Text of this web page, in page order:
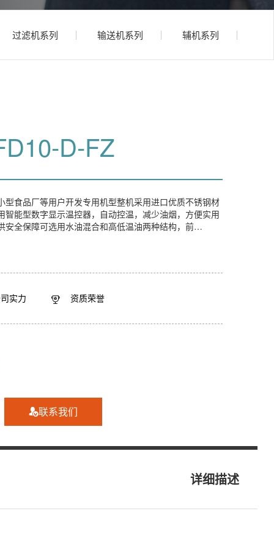
过滤机系列 输送机系列 辅机系列
D-FZ
型食品厂等用户开发专用机型整机采用进口优质不锈钢材
智能型数字显示温控器，自动控温，减少油烟，方便实用
安全保障可选用水油混合和高低温油两种结构，前…
实力  资质荣誉
联系我们
详细描述